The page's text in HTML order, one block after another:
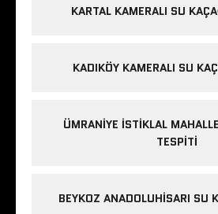
KARTAL KAMERALI SU
KADIKÖY KAMERALI SU
ÜMRANIYE İSTIKLAL
TESPITI
BEYKOZ ANADOLUHISARI SU